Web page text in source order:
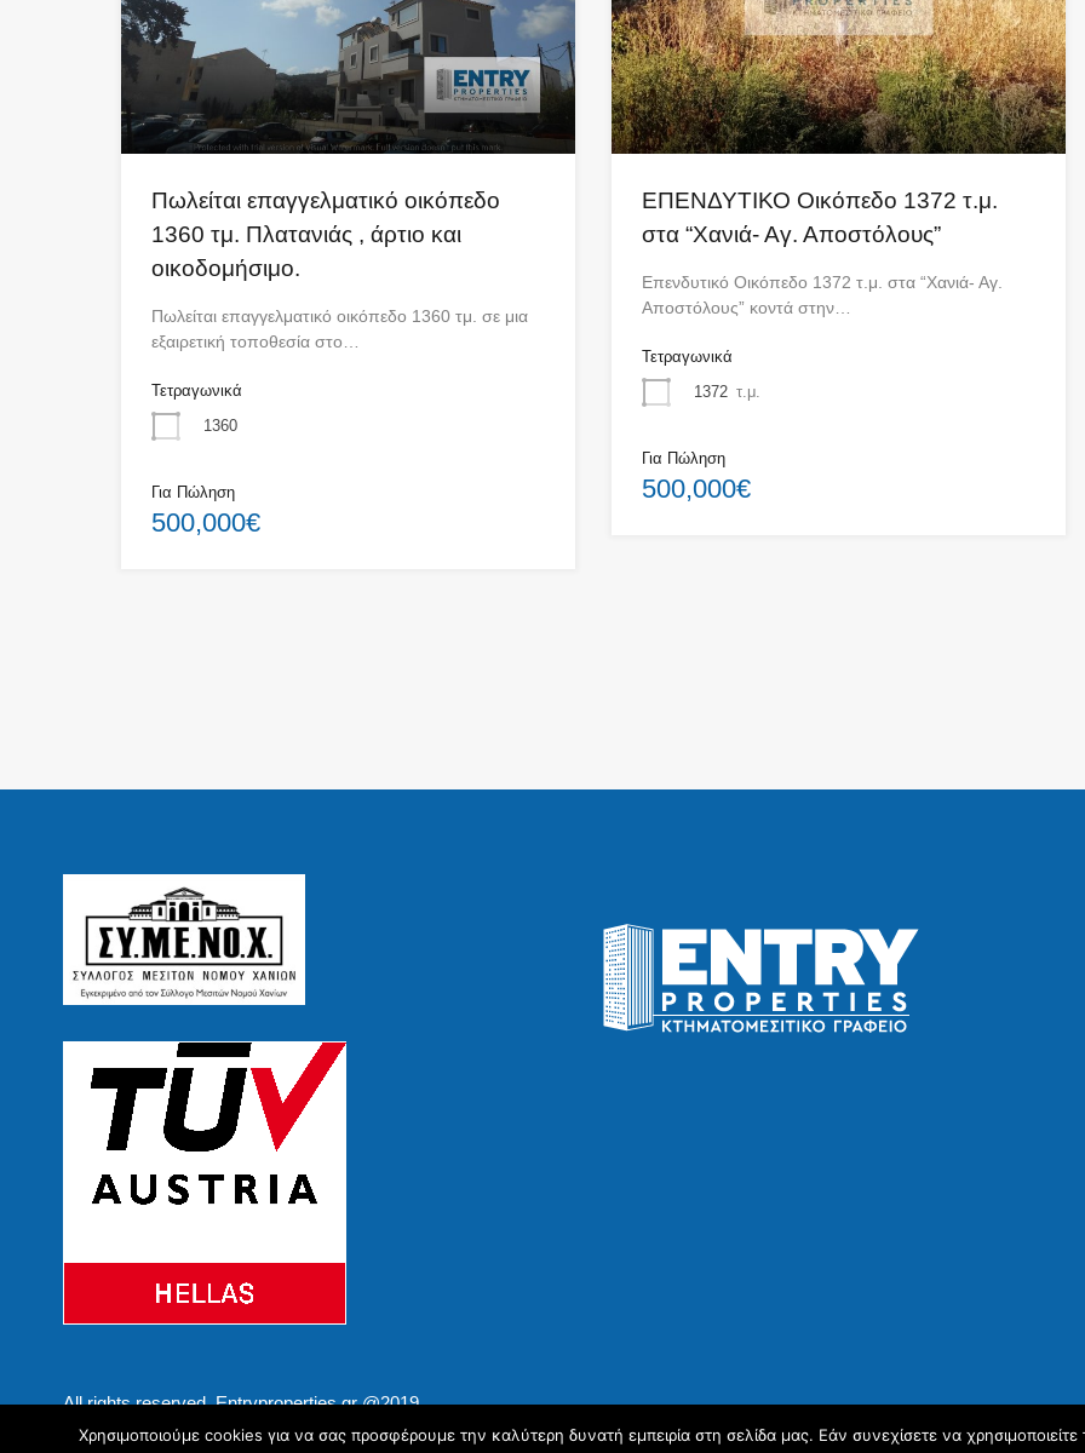
Πωλείται επαγγελματικό οικόπεδο
1360 τμ. Πλατανιάς , άρτιο και
οικοδομήσιμο.
Πωλείται επαγγελματικό οικόπεδο 1360 τμ. σε μια
εξαιρετική τοποθεσία στο…
Τετραγωνικά
1360
Για Πώληση
500,000€
ΕΠΕΝΔΥΤΙΚΟ Οικόπεδο 1372 τ.μ.
στα “Χανιά- Αγ. Αποστόλους”
Επενδυτικό Οικόπεδο 1372 τ.μ. στα “Χανιά- Αγ.
Αποστόλους” κοντά στην…
Τετραγωνικά
1372 τ.μ.
Για Πώληση
500,000€
All rights reserved. Entryproperties.gr @2019
Χρησιμοποιούμε cookies για να σας προσφέρουμε την καλύτερη δυνατή εμπειρία στη σελίδα μας. Εάν συνεχίσετε να